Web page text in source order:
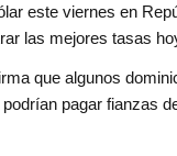
este viernes en
las mejores tasas
que algunos
pagar fianzas